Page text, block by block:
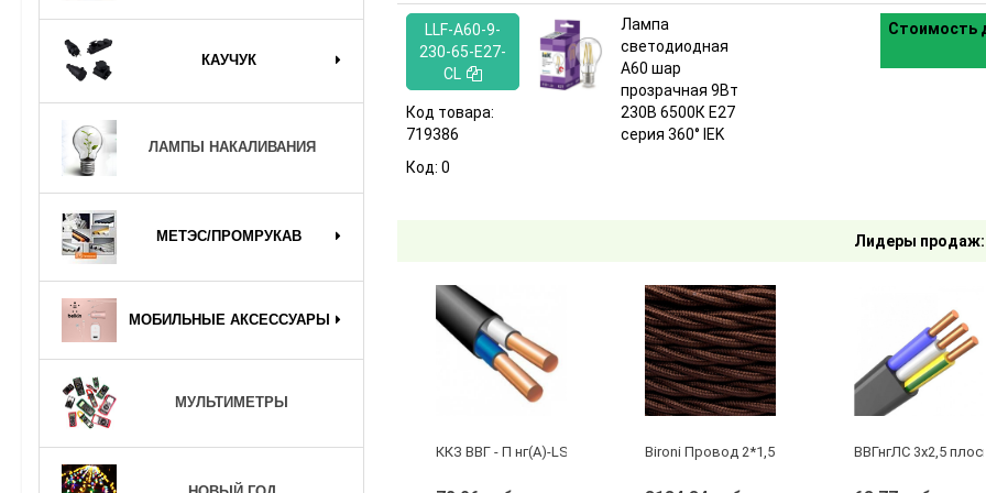
КАУЧУК
ЛАМПЫ НАКАЛИВАНИЯ
МЕТЭС/ПРОМРУКАВ
МОБИЛЬНЫЕ АКСЕССУАРЫ
МУЛЬТИМЕТРЫ
LLF-A60-9-
230-65-E27-
CL
Код товара:
719386
Код: 0
Лампа
светодиодная
A60 шар
прозрачная 9Вт
230В 6500К E27
серия 360° IEK
Стоимость
Лидеры продаж:
ККЗ ВВГ - П нг(А)-LS 2 х 2,5 ГОСТBironi Провод 2*1,5 Коричневый (глянец) (цена за
ВВГнгЛС 3x2,5